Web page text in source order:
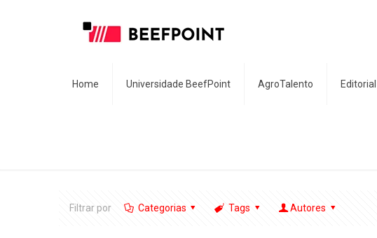
Home Universidade BeefPoint AgroTalento Editorial
Filtrar por Categorias Tags Autores